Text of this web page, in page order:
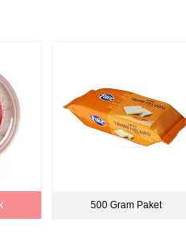
500 Gram Paket